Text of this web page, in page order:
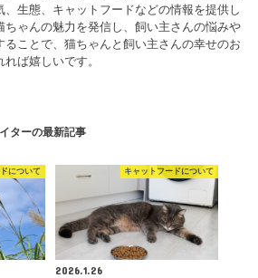
、生態、キャットフードなどの情報を提供し
ちゃんの魅力を発信し、飼い主さんの悩みや
ることで、猫ちゃんと飼い主さんの幸せのお
ば嬉しいです。
ターの最新記事
について キャットフードについて
2026.1.26